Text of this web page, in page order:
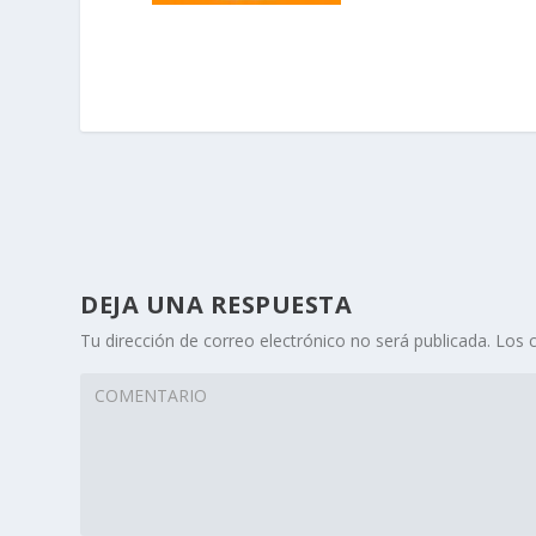
DEJA UNA RESPUESTA
Tu dirección de correo electrónico no será publicada. Los